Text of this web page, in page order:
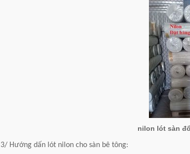
nilon lót sàn
3/ Hướng dấn lót nilon cho sàn bê tông: